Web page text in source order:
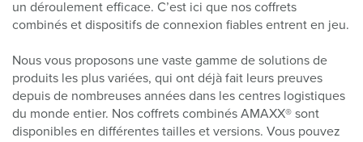
un déroulement efficace. C’est ici que nos coffrets
combinés et dispositifs de connexion fiables entrent en jeu.
Nous vous proposons une vaste gamme de solutions de
produits les plus variées, qui ont déjà fait leurs preuves
depuis de nombreuses années dans les centres logistiques
du monde entier. Nos coffrets combinés AMAXX® sont
disponibles en différentes tailles et versions. Vous pouvez